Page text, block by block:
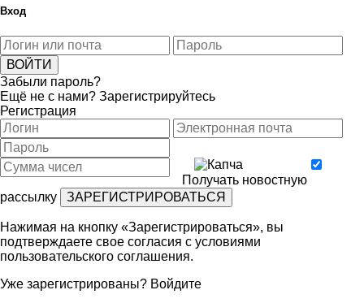
Вход
Забыли пароль?
Ещё не с нами? Зарегистрируйтесь
Регистрация
Получать новостную
рассылку
Нажимая на кнопку «Зарегистрироваться», вы
подтверждаете свое согласия с условиями
пользовательского соглашения.
Уже зарегистрированы? Войдите